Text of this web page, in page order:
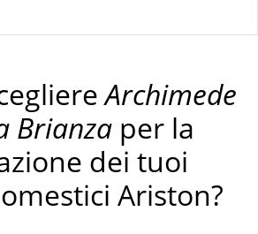
Archimede
Brianza per la
dei tuoi
Ariston?